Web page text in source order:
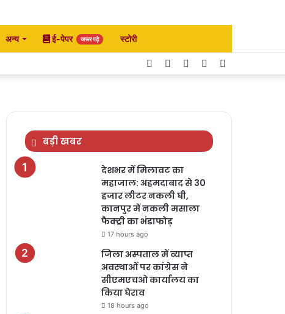
अन्य ई-पेपर जरूर पढ़े स्टोरी
Instagram
YouTube
Twitter
Facebook
बड़ी खबर
देशभर में मिलावट का
महाजाल: अहमदाबाद से 30
हजार लीटर नकली घी,
कानपुर में नकली मसाला
फैक्ट्री का भंडाफोड़
17 hours ago
जिला अस्पताल में व्याप्त
अवस्थाओं पर कांग्रेस ने
सीएमएचओ कार्यालय का
किया घेराव
18 hours ago